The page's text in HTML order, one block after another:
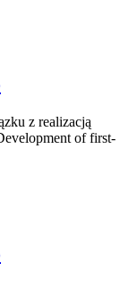
z realizacją
of first-